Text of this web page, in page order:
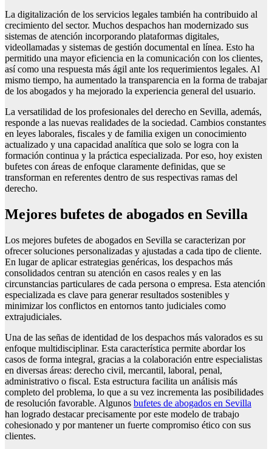
La digitalización de los servicios legales también ha contribuido al
crecimiento del sector. Muchos despachos han modernizado sus
sistemas de atención incorporando plataformas digitales,
videollamadas y sistemas de gestión documental en línea. Esto ha
permitido una mayor eficiencia en la comunicación con los clientes,
así como una respuesta más ágil ante los requerimientos legales. Al
mismo tiempo, ha aumentado la transparencia en la forma de trabajar
de los abogados y ha mejorado la experiencia general del usuario.
La versatilidad de los profesionales del derecho en Sevilla, además,
responde a las nuevas realidades de la sociedad. Cambios constantes
en leyes laborales, fiscales y de familia exigen un conocimiento
actualizado y una capacidad analítica que solo se logra con la
formación continua y la práctica especializada. Por eso, hoy existen
bufetes con áreas de enfoque claramente definidas, que se
transforman en referentes dentro de sus respectivas ramas del
derecho.
Mejores bufetes de abogados en Sevilla
Los mejores bufetes de abogados en Sevilla se caracterizan por
ofrecer soluciones personalizadas y ajustadas a cada tipo de cliente.
En lugar de aplicar estrategias genéricas, los despachos más
consolidados centran su atención en casos reales y en las
circunstancias particulares de cada persona o empresa. Esta atención
especializada es clave para generar resultados sostenibles y
minimizar los conflictos en entornos tanto judiciales como
extrajudiciales.
Una de las señas de identidad de los despachos más valorados es su
enfoque multidisciplinar. Esta característica permite abordar los
casos de forma integral, gracias a la colaboración entre especialistas
en diversas áreas: derecho civil, mercantil, laboral, penal,
administrativo o fiscal. Esta estructura facilita un análisis más
completo del problema, lo que a su vez incrementa las posibilidades
de resolución favorable. Algunos bufetes de abogados en Sevilla
han logrado destacar precisamente por este modelo de trabajo
cohesionado y por mantener un fuerte compromiso ético con sus
clientes.